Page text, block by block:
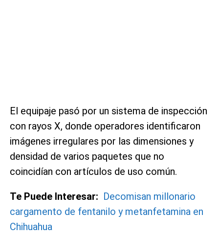
El equipaje pasó por un sistema de inspección
con rayos X, donde operadores identificaron
imágenes irregulares por las dimensiones y
densidad de varios paquetes que no
coincidían con artículos de uso común.
Te Puede Interesar: Decomisan millonario
cargamento de fentanilo y metanfetamina en
Chihuahua